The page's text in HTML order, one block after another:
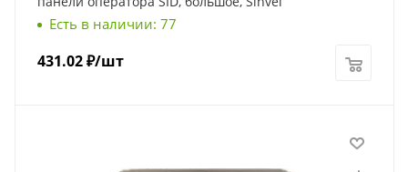
Есть в наличии: 77
431.02₽/шт